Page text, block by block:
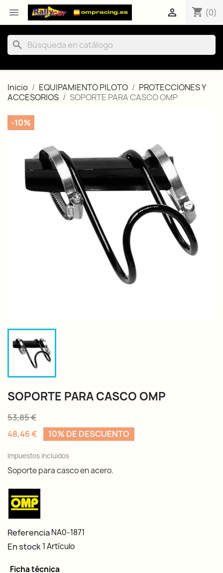
 shopping_cart (0)

search
Inicio EQUIPAMIENTO PILOTO
PROTECCIONES Y
ACCESORIOS
SOPORTE PARA CASCO OMP
-10%
SOPORTE PARA CASCO OMP
53,85 €
48,46 €
10% DE DESCUENTO
Impuestos incluidos
Soporte para casco en acero.
ReferenciaNA0-1871
En stock1 Artículo
Ficha técnica